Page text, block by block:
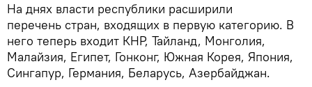
На днях власти республики расширили
перечень стран, входящих в первую категорию. В
него теперь входит КНР, Тайланд, Монголия,
Малайзия, Египет, Гонконг, Южная Корея, Япония,
Сингапур, Германия, Беларусь, Азербайджан.